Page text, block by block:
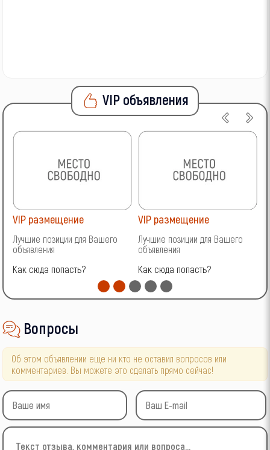
VIP объявления
VIP размещение
Лучшие позиции для Вашего
объявления
Как сюда попасть?
VIP размещение
Лучшие позиции для Вашего
объявления
Как сюда попасть?
Вопросы
Об этом объявлении еще ни кто не оставил вопросов или
комментариев. Вы можете это сделать прямо сейчас!